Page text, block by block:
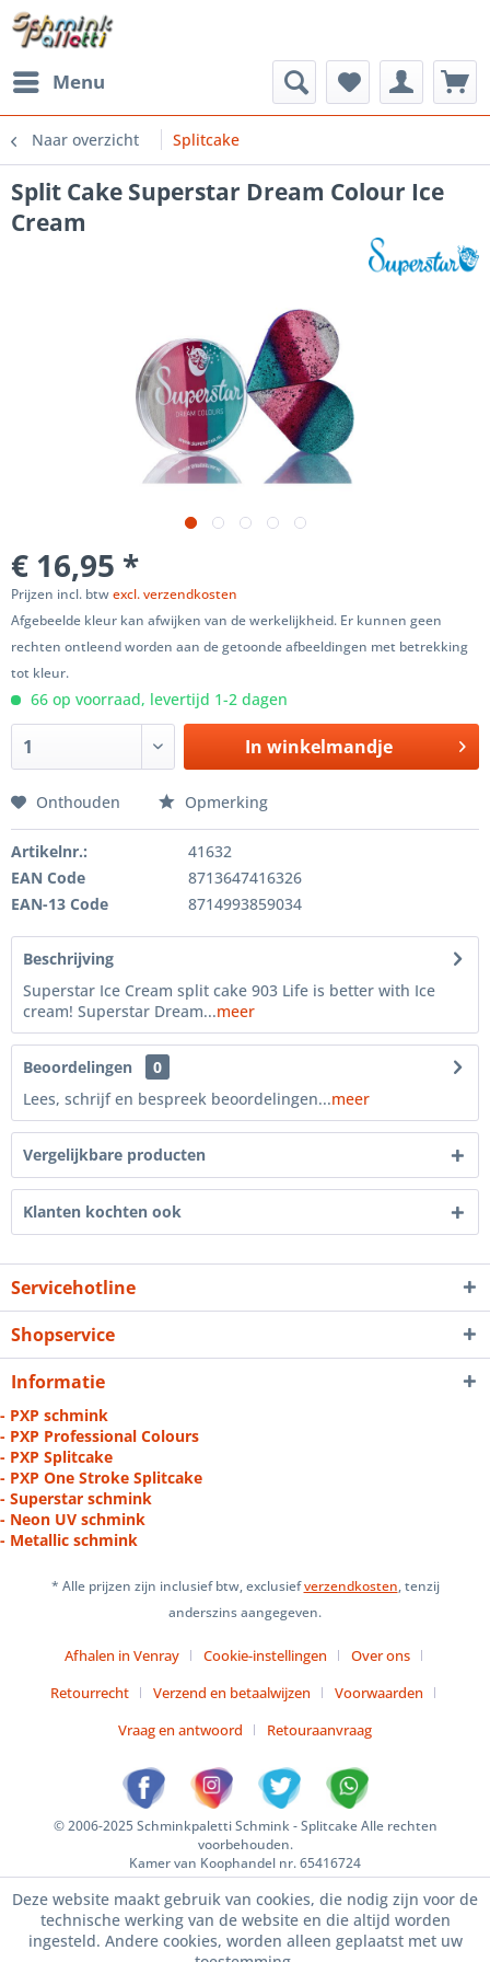
Menu
Naar overzicht Splitcake
Split Cake Superstar Dream Colour Ice
Cream
€ 16,95 *
Prijzen incl. btwexcl. verzendkosten
Afgebeelde kleur kan afwijken van de werkelijkheid. Er kunnen geen
rechten ontleend worden aan de getoonde afbeeldingen met betrekking
tot kleur.
66 op voorraad, levertijd 1-2 dagen
In winkelmandje
Onthouden Opmerking
Artikelnr.:
41632
EAN Code
8713647416326
EAN-13 Code
8714993859034
Beschrijving
Superstar Ice Cream split cake 903 Life is better with Ice
cream! Superstar Dream...meer
Beoordelingen
0
Lees, schrijf en bespreek beoordelingen...meer
Vergelijkbare producten
Klanten kochten ook
Servicehotline
Shopservice
Informatie
- PXP schmink
- PXP Professional Colours
- PXP Splitcake
- PXP One Stroke Splitcake
- Superstar schmink
- Neon UV schmink
- Metallic schmink
* Alle prijzen zijn inclusief btw, exclusiefverzendkosten, tenzij
anderszins aangegeven.
Afhalen in Venray Cookie-instellingen
Over ons
Retourrecht
Verzend en betaalwijzen
Voorwaarden
Vraag en antwoord
Retouraanvraag
© 2006-2025 Schminkpaletti Schmink - Splitcake Alle rechten
voorbehouden.
Kamer van Koophandel nr. 65416724
Deze website maakt gebruik van cookies, die nodig zijn voor de
technische werking van de website en die altijd worden
ingesteld. Andere cookies, worden alleen geplaatst met uw